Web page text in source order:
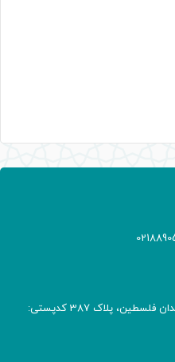
آدرس: پسـتی تهران، خیابان طالقانی، میدان فلسطین، پلاک 387 کدپستی: